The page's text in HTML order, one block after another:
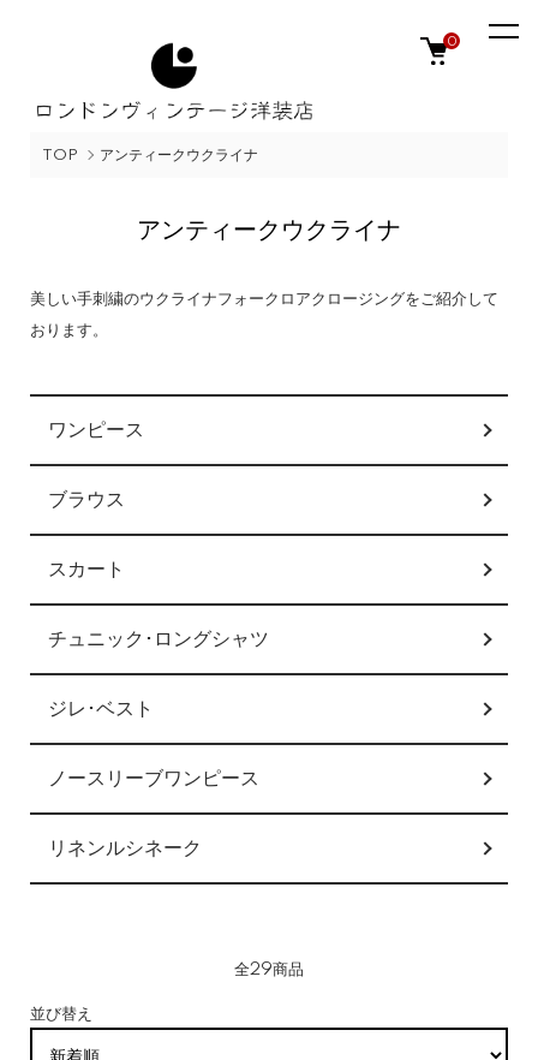
0
TOP アンティークウクライナ
アンティークウクライナ
美しい手刺繍のウクライナフォークロアクロージングをご紹介して
おります。
カテゴリー一覧
ワンピース
ブラウス
スカート
チュニック･ロングシャツ
ジレ･ベスト
ノースリーブワンピース
リネンルシネーク
全29商品
並び替え